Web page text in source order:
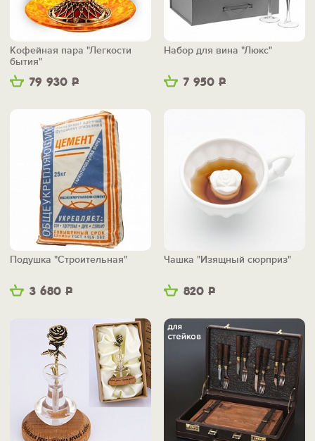
79 930 Р
Кофейная пара "Легкости
бытия"
7 950 Р
Набор для вина "Люкс"
3 680 Р
Подушка "Строительная"
820 Р
Чашка "Изящный сюрприз"